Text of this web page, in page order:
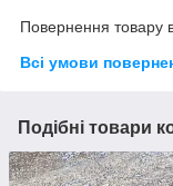
Повернення товару
Всі умови
Подібні товари